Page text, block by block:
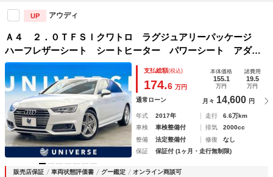
UP アウディ
Ａ４ ２．０ＴＦＳＩクワトロ ラグジュアリーパッケージ
ハーフレザーシート シートヒーター パワーシート アダプ
ティブクルーズコントロール 純正ナビ Ｂｌｕｅｔｏｏｔ
ｈ バックカメラ ＬＥＤヘッドライト ＥＴＣ
支払総額(税込)
174.6 万円
本体価格
155.1
万円
諸費用
19.5
万円
通常ローン 月々 14,600 円
年式 2017年 走行
6.6万km
車検
車検整備付 排気
2000cc
整備
法定整備付 修復
なし
保証
保証付 (1ヶ月・走行無制限)
販売店保証 車両状態評価書 グー鑑定 オンライン商談可